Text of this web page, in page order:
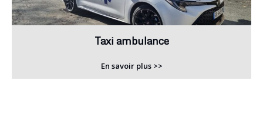
Taxi ambulance
En savoir plus >>